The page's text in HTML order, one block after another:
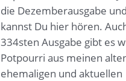
die Dezemberausgabe
kannst Du hier hören.
334sten Ausgabe gibt es
Potpourri aus meinen
ehemaligen und aktuellen